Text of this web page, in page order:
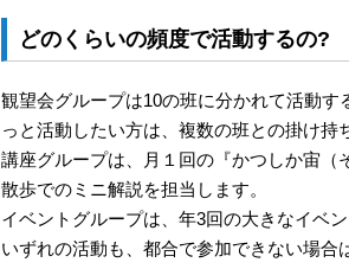
どのくらいの頻度で活動するの?
観望会グループは10の班に分かれて活動
っと活動したい方は、複数の班との掛け持
講座グループは、月１回の『かつしか宙
散歩でのミニ解説を担当します。
イベントグループは、年3回の大きなイベ
いずれの活動も、都合で参加できない場合